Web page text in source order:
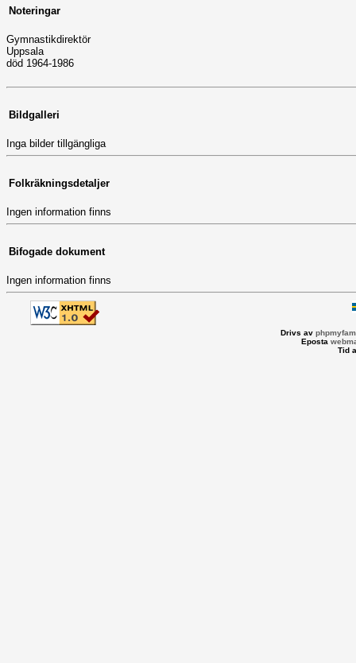
Noteringar
Gymnastikdirektör
Uppsala
död 1964-1986
Bildgalleri
Inga bilder tillgängliga
Folkräkningsdetaljer
Ingen information finns
Bifogade dokument
Ingen information finns
Drivs av
Eposta
Tid